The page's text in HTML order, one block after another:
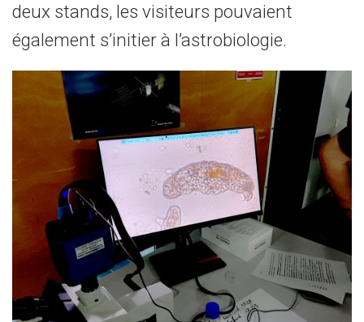
deux stands, les visiteurs pouvaient
également s’initier à l’astrobiologie.